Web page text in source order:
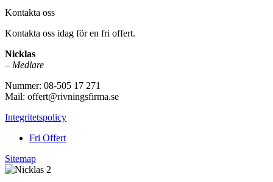
Kontakta oss
Kontakta oss idag för en fri offert.
Nicklas
– Medlare
Nummer: 08-505 17 271
Mail: offert@rivningsfirma.se
Integritetspolicy
Fri Offert
Sitemap